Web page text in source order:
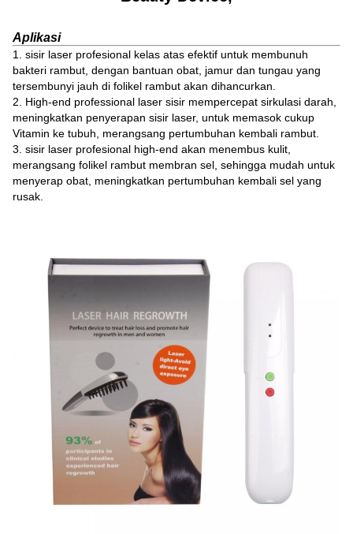
Aplikasi
1. sisir laser profesional kelas atas efektif untuk membunuh
bakteri rambut, dengan bantuan obat, jamur dan tungau yang
tersembunyi jauh di folikel rambut akan dihancurkan.
2. High-end professional laser sisir mempercepat sirkulasi darah,
meningkatkan penyerapan sisir laser, untuk memasok cukup
Vitamin ke tubuh, merangsang pertumbuhan kembali rambut.
3. sisir laser profesional high-end akan menembus kulit,
merangsang folikel rambut membran sel, sehingga mudah untuk
menyerap obat, meningkatkan pertumbuhan kembali sel yang
rusak.